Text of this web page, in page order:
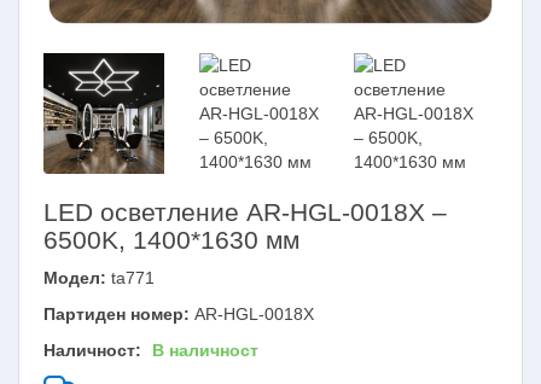
LED осветление AR-HGL-0018X –
6500K, 1400*1630 мм
Модел: ta771
Партиден номер: AR-HGL-0018X
Наличност:
В наличност